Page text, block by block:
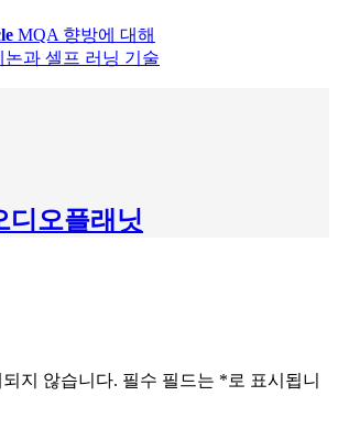
MQA 향방에 대해
논과 셀프 러닝 기술
디오플래닛
지 않습니다. 필수 필드는 *로 표시됩니